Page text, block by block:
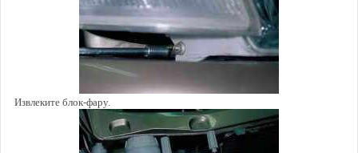
Извлеките блок-фару.